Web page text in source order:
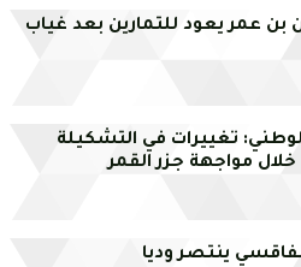
بن عمر يعود للتمارين بعد غياب
تغييرات في التشكيلة
مواجهة جزر القمر
ينتصر وديا